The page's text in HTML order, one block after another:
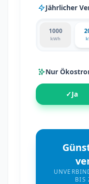
Jährlicher
1000
kWh
Nur
✓Ja
BIS